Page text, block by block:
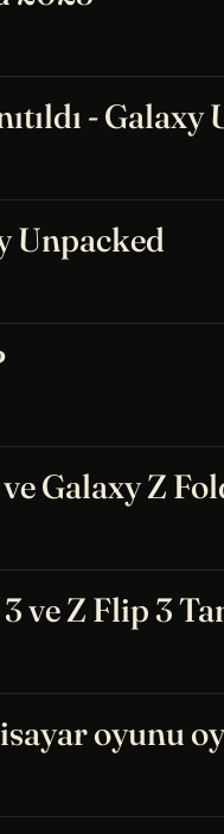
-
Unpacked
Galaxy Z
ve Z Flip 3
oyunu